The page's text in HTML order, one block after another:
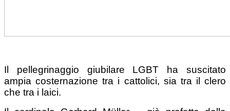
Il pellegrinaggio giubilare LGBT ha suscitato
ampia costernazione tra i cattolici, sia tra il clero
che tra i laici.